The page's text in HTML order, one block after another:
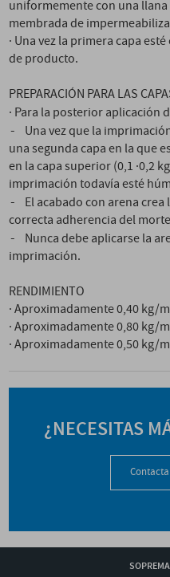
uniformemente con una
membrada de
· Una vez la primera capa
de producto.
PREPARACIÓN PARA LAS
· Para la posterior aplicación
- Una vez que la
una segunda capa en la que
en la capa superior (0,1 ·0,2
imprimación todavía esté
- El acabado con arena
correcta adherencia del
- Nunca debe aplicarse la
imprimación.
RENDIMIENTO
· Aproximadamente 0,40 kg/
· Aproximadamente 0,80 kg/
· Aproximadamente 0,50 kg/
¿NECESITAS